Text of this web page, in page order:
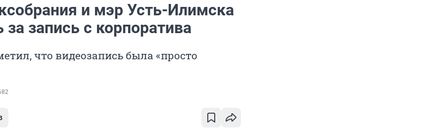
и мэр Усть-Илимска
за запись с корпоратива
что видеозапись была «просто